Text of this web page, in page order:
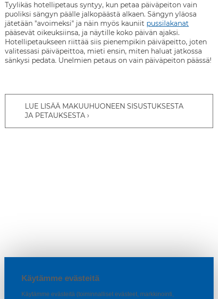
Käytämme evästeitä
Käytämme evästeitä (toiminnalliset evästeet, markkinointi,
Tyylikäs hotellipetaus syntyy, kun petaa päiväpeiton vain
puoliksi sängyn päälle jalkopäästä alkaen. Sängyn yläosa
jätetään "avoimeksi" ja näin myös kauniit pussilakanat
pääsevät oikeuksiinsa, ja näytille koko päivän ajaksi.
Hotellipetaukseen riittää siis pienempikin päiväpeitto, joten
valitessasi päiväpeittoa, mieti ensin, miten haluat jatkossa
sänkysi pedata. Unelmien petaus on vain päiväpeiton päässä!
LUE LISÄÄ MAKUUHUONEEN SISUSTUKSESTA
JA PETAUKSESTA